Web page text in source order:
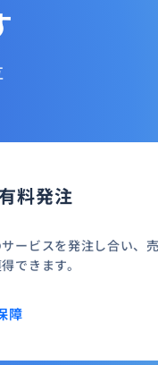
料発注
ービスを発注し合い、
できます。
障